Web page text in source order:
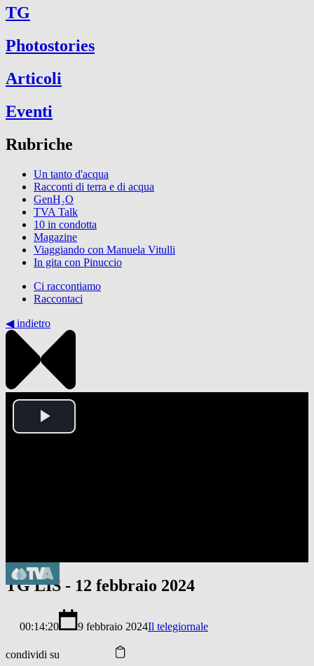
TG
Photostories
Articoli
Eventi
Rubriche
Un tanto d'acqua
Racconti di terra e di acqua
GenH₂O
TVA Talk
10 in condotta
Magazine
Viaggiando con Manuela Vitulli
In gita con Pinuccio
Ci raccontiamo
Raccontaci
◀︎ indietro
Play
TG LIS - 12 febbraio 2024
00:14:20 9 febbraio 2024Il telegiornale
condividi su